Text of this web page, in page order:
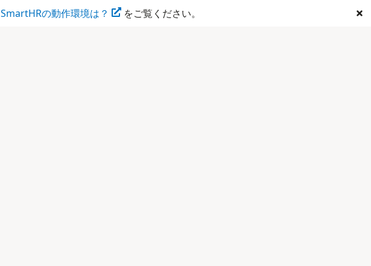
SmartHRの動作環境は？ をご覧ください。